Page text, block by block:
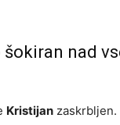
nad
Kristijan